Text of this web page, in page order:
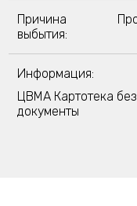
Причина
выбытия:
Информация:
ЦВМА Картотека
документы